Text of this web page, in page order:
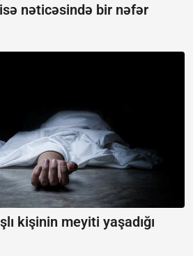
nəticəsində bir nəfər
kişinin meyiti yaşadığı